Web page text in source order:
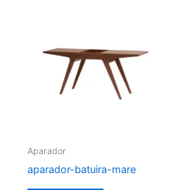
Aparador
aparador-batuira-mare